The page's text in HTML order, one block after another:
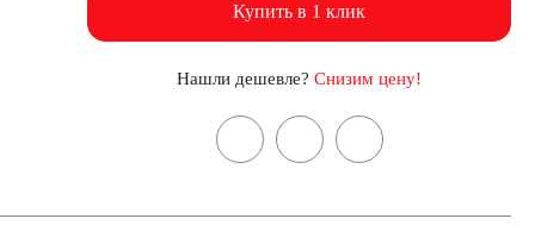
Купить в 1 клик
Нашли дешевле? Снизим цену!